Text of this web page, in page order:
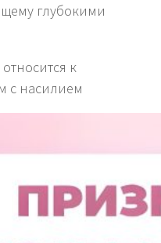
глубокими
к
с насилием